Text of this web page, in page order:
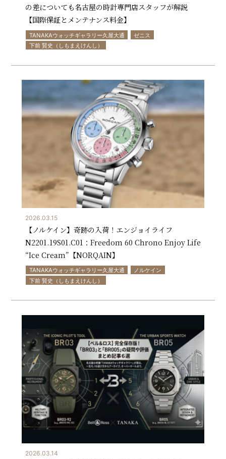
の差についても名古屋の時計専門店スタッフが解説
【国際保証とメンテナンス料金】
TANAKAウォッチギャラリー久屋大通
ゼニス
下前 賢史（しもまえけんし）
2026.03.15
【ノルケイン】奇跡の入荷！エンジョイライフ
N2201.19S01.C01：Freedom 60 Chrono Enjoy Life
“Ice Cream”【NORQAIN】
TANAKAウォッチギャラリー久屋大通
ノルケイン
下前 賢史（しもまえけんし）
2026.03.14